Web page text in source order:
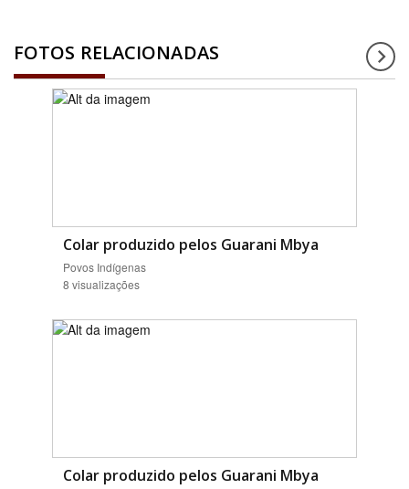
FOTOS RELACIONADAS
Colar produzido pelos Guarani Mbya
Povos Indígenas
8 visualizações
Colar produzido pelos Guarani Mbya